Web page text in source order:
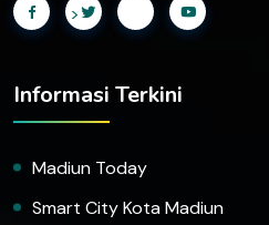
>
Informasi Terkini
Madiun Today
Smart City Kota Madiun